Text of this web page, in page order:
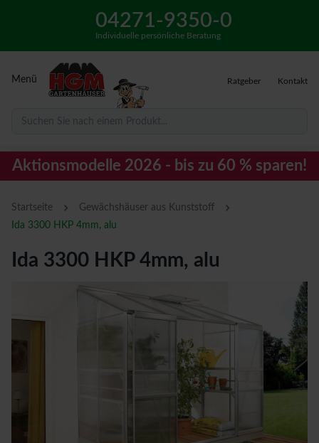
04271-9350-0
Individuelle persönliche Beratung
Menü Ratgeber Kontakt
Suchen Sie nach einem Produkt...
Aktionsmodelle 2026 - bis zu 60 % sparen!
Startseite › Gewächshäuser aus Kunststoff ›
Ida 3300 HKP 4mm, alu
Ida 3300 HKP 4mm, alu